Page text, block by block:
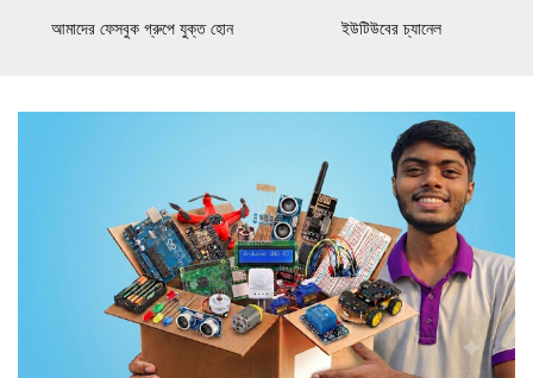
আমাদের ফেসবুক গ্রুপে যুক্ত হোন ইউটিউবের চ্যানেল